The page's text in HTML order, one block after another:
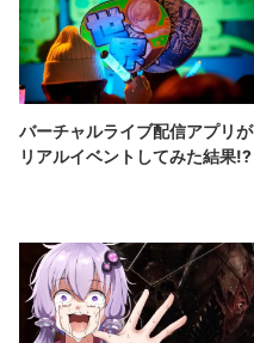
バーチャルライブ配信アプリが
リアルイベントしてみた結果!?